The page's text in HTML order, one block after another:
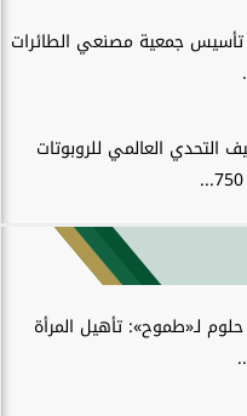
تأسيس جمعية مصنعي الطائرات
التحدي العالمي للروبوتات
لـ«طموح»: تأهيل المرأة